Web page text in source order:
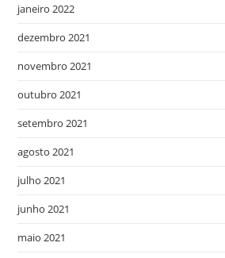
janeiro 2022
dezembro 2021
novembro 2021
outubro 2021
setembro 2021
agosto 2021
julho 2021
junho 2021
maio 2021